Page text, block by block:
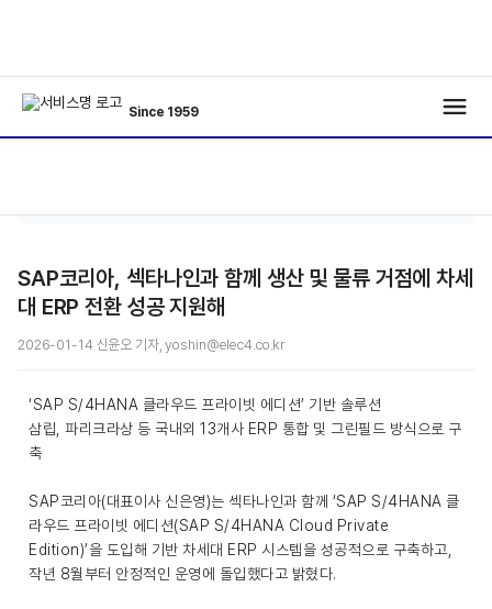
Since 1959
SAP코리아, 섹타나인과 함께 생산 및 물류 거점에 차세
대 ERP 전환 성공 지원해
2026-01-14 신윤오 기자, yoshin@elec4.co.kr
‘SAP S/4HANA 클라우드 프라이빗 에디션’ 기반 솔루션
삼립, 파리크라상 등 국내외 13개사 ERP 통합 및 그린필드 방식으로 구
축
SAP코리아(대표이사 신은영)는 섹타나인과 함께 ‘SAP S/4HANA 클
라우드 프라이빗 에디션(SAP S/4HANA Cloud Private
Edition)’을 도입해 기반 차세대 ERP 시스템을 성공적으로 구축하고,
작년 8월부터 안정적인 운영에 돌입했다고 밝혔다.